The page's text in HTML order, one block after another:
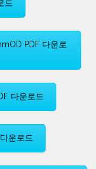
드
PDF 다운로
다운로드
운로드